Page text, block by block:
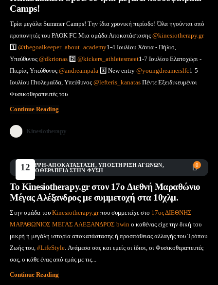
Camps!
Τρία μεγάλα Summer Camps! Την ίδια χρονική περίοδο! Όλα ηγούνται από
προπονητές του PAOK FC Μια ομάδα Αποκατάστασης @kinesiotherapy.gr
1️⃣ @thegoalkeeper_about_academy1-4 Ιουλίου Χάνια - Πήλιο,
Υπεύθυνος @dkrionas 2️⃣ @kickers_athletesmeet1-7 Ιουλίου Ελατοχώρι -
Πιερία, Υπεύθυνος @andreampala 3️⃣ New entry @youngdreamerslfc1-5
Ιουλίου Πτολεμαϊδα, Υπεύθυνος @lefteris_kanatas Πέντε Εξειδικευμένοι
Φυσικοθεραπευτές του
Continue Reading
Kinesiotherapy
12 0
ΠΡΌΛΗΨΗ-ΑΠΟΚΑΤΆΣΤΑΣΗ,ΥΠΟΣΤΉΡΙΞΗ ΑΓΏΝΩΝ,
ΦΥΣΙΚΟΘΕΡΑΠΕΊΑ ΣΤΗΝ ΦΎΣΗ
Το Kinesiotherapy.gr στον 17o Διεθνή Μαραθώνιο
Μέγας Αλέξανδρος με συμμετοχή στα 10χλμ.
Στην ομάδα του Kinesiotherapy.grπου συμμετείχε στο 17ος ΔΙΕΘΝΗΣ
ΜΑΡΑΘΩΝΙΟΣ ΜΕΓΑΣ ΑΛΕΞΑΝΔΡΟΣ bwin ο καθένας είχε την δική του
μικρή ή μεγάλη ιστορία αποκατάστασης ή προσπάθειας αλλαγής του Τρόπου
Ζωής του, #LifeStyle . Ανάμεσα σας και εμείς οι ίδιοι, οι Φυσικοθεραπευτές
σας, ο κάθε ένας από εμάς με τις...
Continue Reading